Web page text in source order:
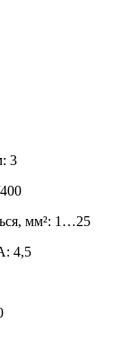
3
мм²: 1…25
4,5